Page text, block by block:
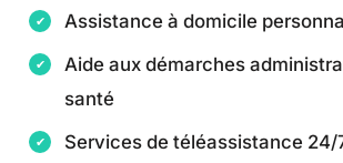
Assistance à domicile
Aide aux démarches
santé
Services de téléassistance 24/